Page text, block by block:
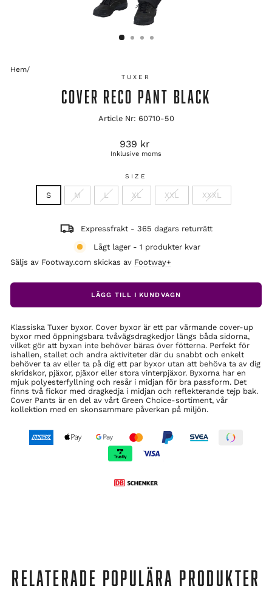
Hem/
TUXER
COVER RECO PANT BLACK
Article Nr: 60710-50
Ordinarie
pris
939 kr
Inklusive moms
SIZE
S M L XL XXL XXXL
Expressfrakt - 365 dagars returrätt
Lågt lager - 1 produkter kvar
Säljs av Footway.com skickas av Footway+
LÄGG TILL I KUNDVAGN
Klassiska Tuxer byxor. Cover byxor är ett par värmande cover-up
byxor med öppningsbara tvåvägsdragkedjor längs båda sidorna,
vilket gör att byxan inte behöver bäras över fötterna. Perfekt för
ishallen, stallet och andra aktiviteter där du snabbt och enkelt
behöver ta av eller ta på dig ett par byxor utan att behöva ta av dig
skridskor, pjäxor, pjäxor eller stora vinterpjäxor. Byxorna har en
mjuk polyesterfyllning och resår i midjan för bra passform. Det
finns två fickor med dragkedja i midjan och reflekterande tejp bak.
Cover Pants är en del av vårt Green Choice-sortiment, vår
kollektion med en skonsammare påverkan på miljön.
RELATERADE POPULÄRA PRODUKTER